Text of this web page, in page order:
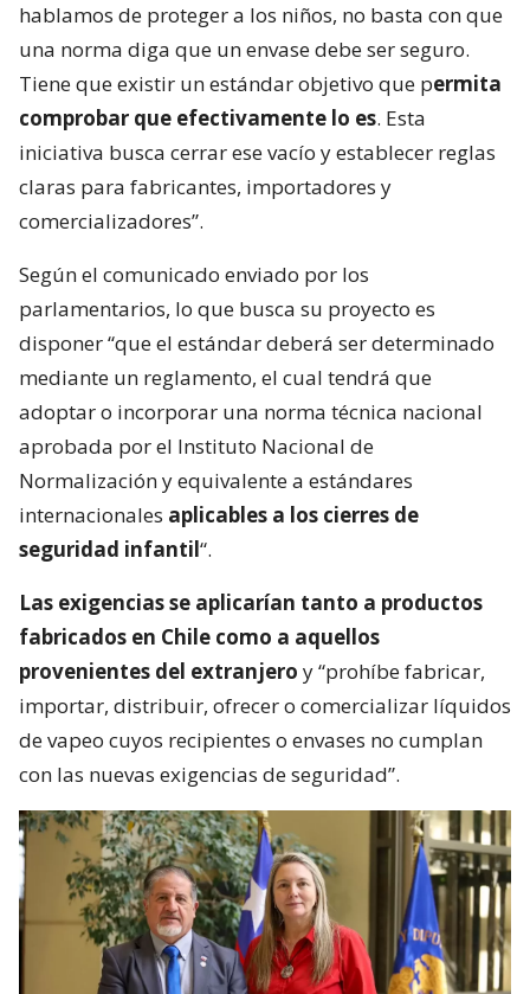
hablamos de proteger a los niños, no basta con que
una norma diga que un envase debe ser seguro.
Tiene que existir un estándar objetivo que permita
comprobar que efectivamente lo es. Esta
iniciativa busca cerrar ese vacío y establecer reglas
claras para fabricantes, importadores y
comercializadores”.
Según el comunicado enviado por los
parlamentarios, lo que busca su proyecto es
disponer “que el estándar deberá ser determinado
mediante un reglamento, el cual tendrá que
adoptar o incorporar una norma técnica nacional
aprobada por el Instituto Nacional de
Normalización y equivalente a estándares
internacionales aplicables a los cierres de
seguridad infantil“.
Las exigencias se aplicarían tanto a productos
fabricados en Chile como a aquellos
provenientes del extranjero y “prohíbe fabricar,
importar, distribuir, ofrecer o comercializar líquidos
de vapeo cuyos recipientes o envases no cumplan
con las nuevas exigencias de seguridad”.